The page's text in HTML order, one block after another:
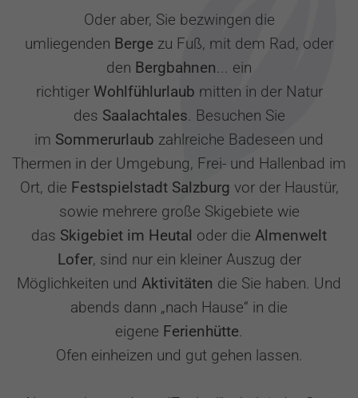
Oder aber, Sie bezwingen die
umliegenden Berge zu Fuß, mit dem Rad, oder
den Bergbahnen... ein
richtiger Wohlfühlurlaub mitten in der Natur
des Saalachtales. Besuchen Sie
im Sommerurlaub zahlreiche Badeseen und
Thermen in der Umgebung, Frei- und Hallenbad im
Ort, die Festspielstadt Salzburg vor der Haustür,
sowie mehrere große Skigebiete wie
das Skigebiet im Heutal oder die Almenwelt
Lofer, sind nur ein kleiner Auszug der
Möglichkeiten und Aktivitäten die Sie haben. Und
abends dann „nach Hause“ in die
eigene Ferienhütte.
Ofen einheizen und gut gehen lassen.